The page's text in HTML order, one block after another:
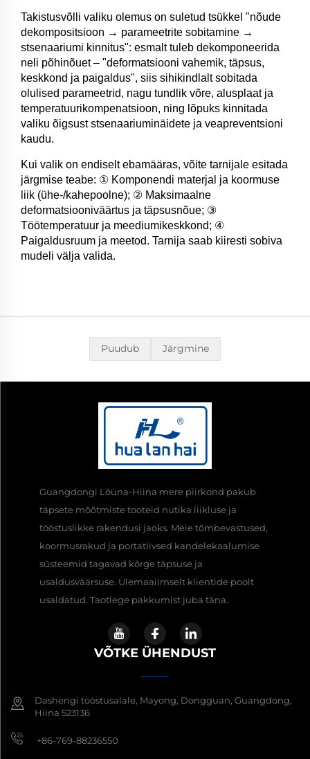
Takistusvõlli valiku olemus on suletud tsükkel "nõude
dekompositsioon → parameetrite sobitamine →
stsenaariumi kinnitus": esmalt tuleb dekomponeerida
neli põhinõuet – "deformatsiooni vahemik, täpsus,
keskkond ja paigaldus", siis sihikindlalt sobitada
olulised parameetrid, nagu tundlik võre, alusplaat ja
temperatuurikompenatsioon, ning lõpuks kinnitada
valiku õigsust stsenaariuminäidete ja veapreventsioni
kaudu.
Kui valik on endiselt ebamääras, võite tarnijale esitada
järgmise teabe: ① Komponendi materjal ja koormuse
liik (ühe-/kahepoolne); ② Maksimaalne
deformatsiooniväärtus ja täpsusnõue; ③
Töötemperatuur ja meediumikeskkond; ④
Paigaldusruum ja meetod. Tarnija saab kiiresti sobiva
mudeli välja valida.
Puudub Järgmine
Guangdongi Lõuna-Hiina mere piirkond pakub
täpsete mõõtmiste tooteid nutika liikluse ja
tööstuslikke rakendusi jaoks. Meie tõmbevastused,
koormusrakud ja portatiivsed kandelekaalumise
süsteemid tagavad kõrge täpsuse ja
usaldusväärsuse. Ülemaailmselt klientide poolt
usaldatud. Taotlege pakkumist juba täna.
VÕTKE ÜHENDUST
Dashengi tööstusalale, Mayong, Dongguan, Guangdong,
Hiina 523136
+86-769-88236550